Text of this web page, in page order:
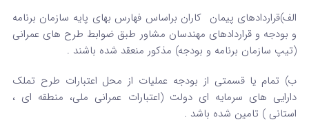
الف)قراردادهای پیمان کاران براساس فهارس بهای پایه سازمان برنامه
و بودجه و قراردادهای مهندسان مشاور طبق ضوابط طرح های عمرانی
(تیپ سازمان برنامه و بودجه) مذکور منعقد شده باشند .
ب) تمام یا قسمتی از بودجه عملیات از محل اعتبارات طرح تملک
دارایی های سرمایه ای دولت (اعتبارات عمرانی ملی، منطقه ای ،
استانی ) تامین شده باشد .